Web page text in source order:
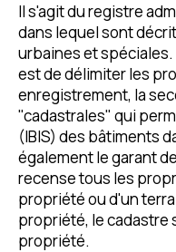
Il s'agit du registre
dans lequel sont
urbaines et
est de délimiter les
enregistrement, la
"cadastrales" qui
(IBIS) des bâtiments
également le garant
recense tous les
propriété ou d'un
propriété, le cadastre
propriété.